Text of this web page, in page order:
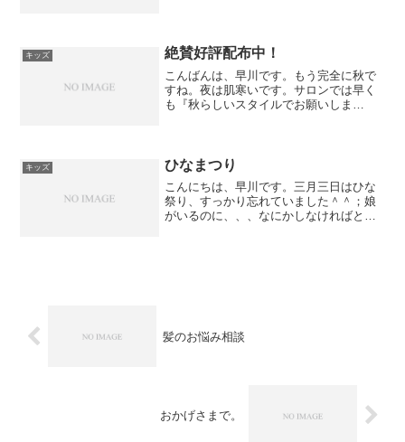
念ですが無事かわいくなって...
キッズ 絶賛好評配布中！
こんばんは、早川です。もう完全に秋で
すね。夜は肌寒いです。サロンでは早く
も『秋らしいスタイルでお願いしま
いた例のやつ発行されました。...
キッズ ひなまつり
こんにちは、早川です。三月三日はひな
祭り、すっかり忘れていました＾＾；娘
がいるのに、、、なにかしなければと思
髪のお悩み相談
おかげさまで。